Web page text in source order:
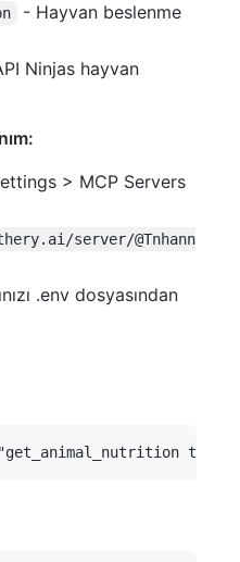
- Hayvan beslenme
Ninjas hayvan
> MCP Servers
server/@Tnhann
.env dosyasından